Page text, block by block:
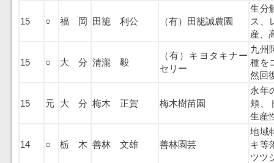
15 ○ 福 岡 田籠 利公 （有）田籠誠農園
生分
ス、
産、
15 ○ 大 分 清瀧 毅
（有）キヨタキナー
セリー
九州
種を
然回
15 元 大 分 梅木 正賀 梅木樹苗園
永年
頬、
生産
14 ○ 栃 木 善林 文雄 善林園芸
地域
キ等
ツツ